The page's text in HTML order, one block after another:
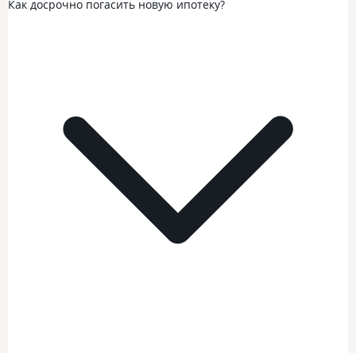
Как досрочно погасить новую ипотеку?